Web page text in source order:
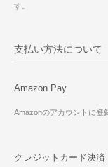
す。
支払い方法について
Amazon Pay
Amazonのアカウントに登
クレジットカード決済